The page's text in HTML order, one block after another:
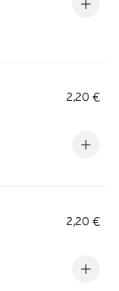
2,20 €
2,20 €